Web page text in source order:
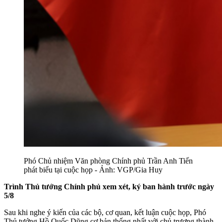
Phó Chủ nhiệm Văn phòng Chính phủ Trần Anh Tiến
phát biểu tại cuộc họp - Ảnh: VGP/Gia Huy
Trình Thủ tướng Chính phủ xem xét, ký ban hành trước ngày
5/8
Sau khi nghe ý kiến của các bộ, cơ quan, kết luận cuộc họp, Phó